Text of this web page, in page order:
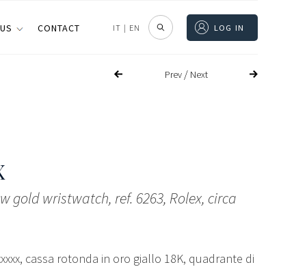
CONTACT IT | EN LOG IN
Prev/ Next
gold wristwatch, ref. 6263, Rolex, circa
cassa rotonda in oro giallo 18K, quadrante di